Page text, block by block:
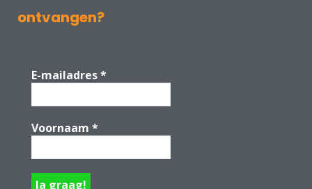
ontvangen?
E-mailadres*
Voornaam *